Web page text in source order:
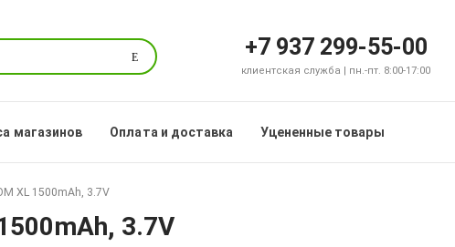
Поиск +7 937 299-55-00
клиентская служба | пн.-пт. 8:00-17:00
магазинов Оплата и доставка Уцененные товары
XL 1500mAh, 3.7V
3.7V